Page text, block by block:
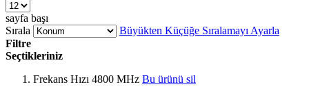
sayfa başı
Sırala
Büyükten Küçüğe Sıralamayı Ayarla
Filtre
Seçtikleriniz
Frekans Hızı 4800 MHz Bu ürünü sil